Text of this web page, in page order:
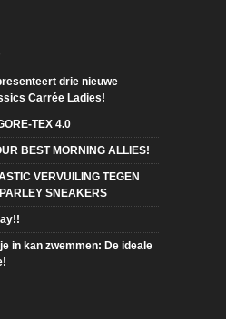
drie nieuwe
Carrée Ladies!
TEX 4.0
BEST MORNING ALLIES!
VERVUILING TEGEN
SNEAKERS
in kan zwemmen: De ideale